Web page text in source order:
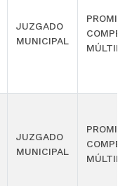
JUZGADO
MUNICIPAL
JUZGADO
MUNICIPAL